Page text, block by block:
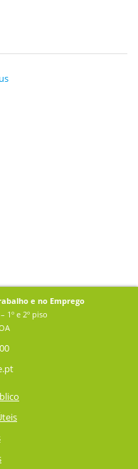
e no Emprego
1º e 2º piso